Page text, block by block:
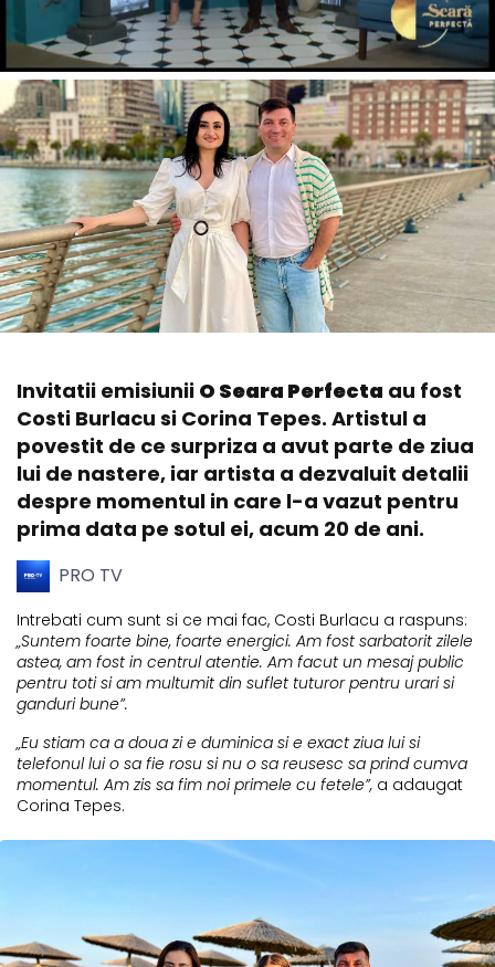
Invitatii emisiunii O Seara Perfecta au fost
Costi Burlacu si Corina Tepes. Artistul a
povestit de ce surpriza a avut parte de ziua
lui de nastere, iar artista a dezvaluit detalii
despre momentul in care l-a vazut pentru
prima data pe sotul ei, acum 20 de ani.
PRO TV
Intrebati cum sunt si ce mai fac, Costi Burlacu a raspuns:
„Suntem foarte bine, foarte energici. Am fost sarbatorit zilele
astea, am fost in centrul atentie. Am facut un mesaj public
pentru toti si am multumit din suflet tuturor pentru urari si
ganduri bune”.
„Eu stiam ca a doua zi e duminica si e exact ziua lui si
telefonul lui o sa fie rosu si nu o sa reusesc sa prind cumva
momentul. Am zis sa fim noi primele cu fetele”, a adaugat
Corina Tepes.